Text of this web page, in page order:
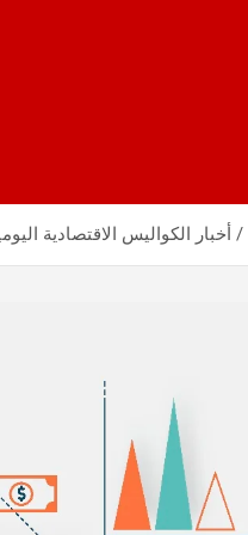
أخبار الكواليس الاقتصادية اليومية